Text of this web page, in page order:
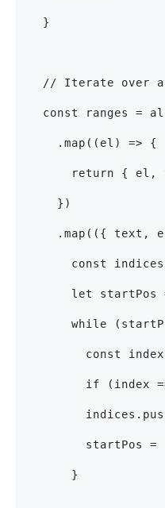
  }
// Iterate over
const ranges =
    .map((el) => {
return { el,
    })
.map(({ text,
const
let startPos
while
const
if (index
startPos =
      }